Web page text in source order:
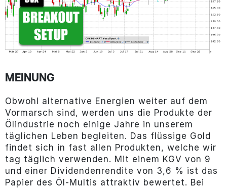
MEINUNG
Obwohl alternative Energien weiter auf dem
Vormarsch sind, werden uns die Produkte der
Ölindustrie noch einige Jahre in unserem
täglichen Leben begleiten. Das flüssige Gold
findet sich in fast allen Produkten, welche wir
tag täglich verwenden. Mit einem KGV von 9
und einer Dividendenrendite von 3,6 % ist das
Papier des Öl-Multis attraktiv bewertet. Bei